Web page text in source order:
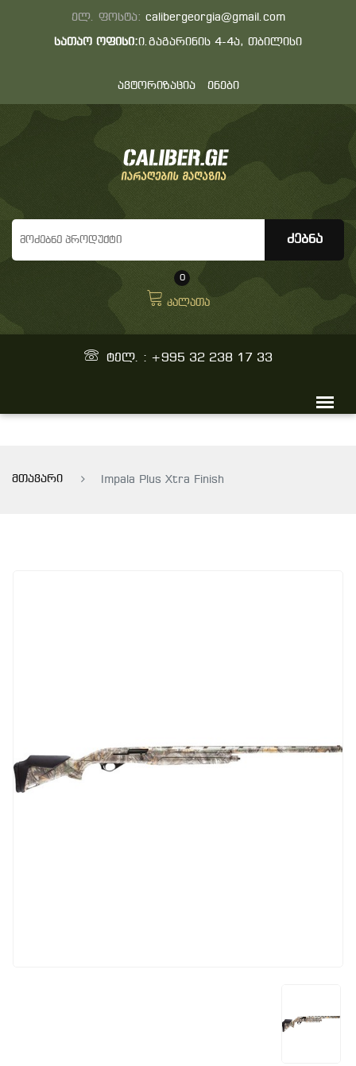
ელ. ფოსტა: calibergeorgia@gmail.com
სათაო ოფისი:ი.გაგარინის 4-4ა, თბილისი
ავტორიზაცია ენები
0
კალათა
ტელ. : +995 32 238 17 33
მთავარი Impala Plus Xtra Finish